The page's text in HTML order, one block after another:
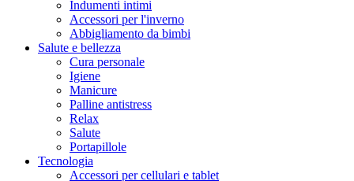
Indumenti intimi
Accessori per l'inverno
Abbigliamento da bimbi
Salute e bellezza
Cura personale
Igiene
Manicure
Palline antistress
Relax
Salute
Portapillole
Tecnologia
Accessori per cellulari e tablet